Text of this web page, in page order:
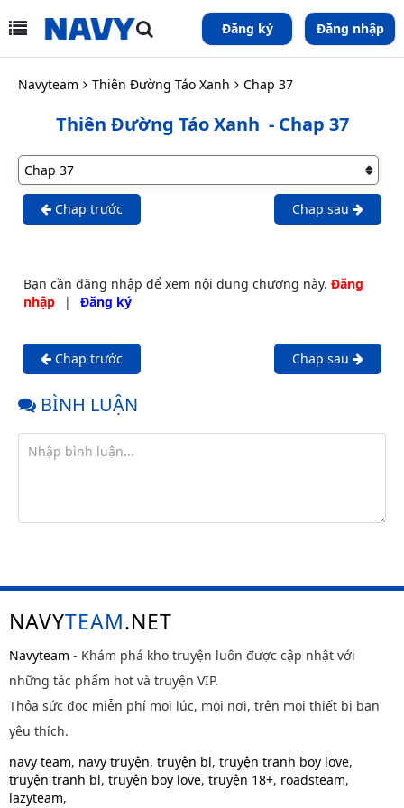
Đăng ký Đăng nhập
Navyteam Thiên Đường Táo Xanh Chap 37
Thiên Đường Táo Xanh - Chap 37
Chap trước Chap sau
Bạn cần đăng nhập để xem nội dung chương này. Đăng
nhập
| Đăng ký
Chap trước Chap sau
BÌNH LUẬN
NAVYTEAM.NET
Navyteam - Khám phá kho truyện luôn được cập nhật với
những tác phẩm hot và truyện VIP.
Thỏa sức đọc miễn phí mọi lúc, mọi nơi, trên mọi thiết bị bạn
yêu thích.
navy team, navy truyện, truyện bl, truyện tranh boy love,
truyện tranh bl, truyện boy love, truyện 18+, roadsteam,
lazyteam,